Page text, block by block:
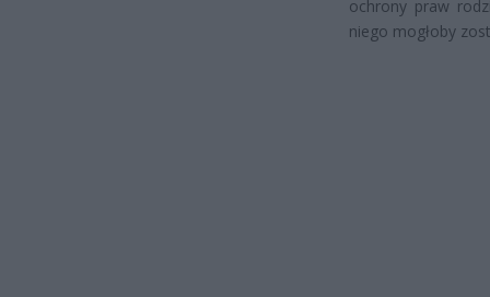
ochrony praw
niego mogłoby